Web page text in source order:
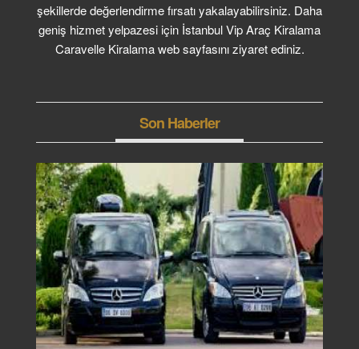
şekillerde değerlendirme fırsatı yakalayabilirsiniz. Daha
geniş hizmet yelpazesi için İstanbul Vip Araç Kiralama
Caravelle Kiralama web sayfasını ziyaret ediniz.
Son Haberler